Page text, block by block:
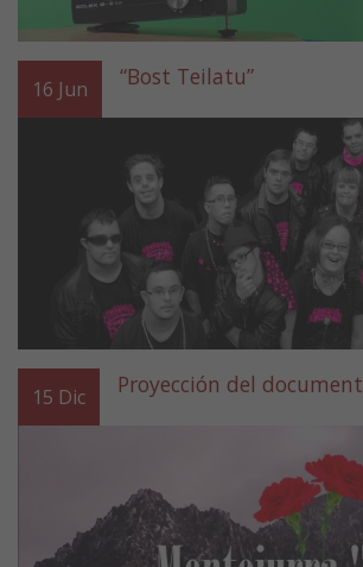
16 Jun “Bost Teilatu”
15 Dic Proyección del